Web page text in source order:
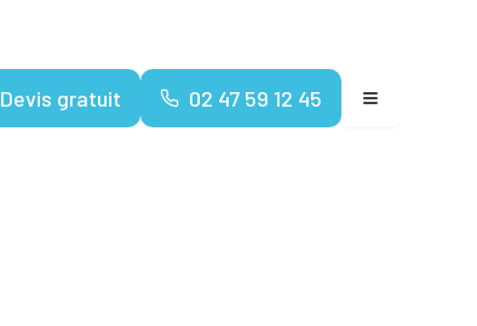
Devis gratuit 02 47 59 12 45